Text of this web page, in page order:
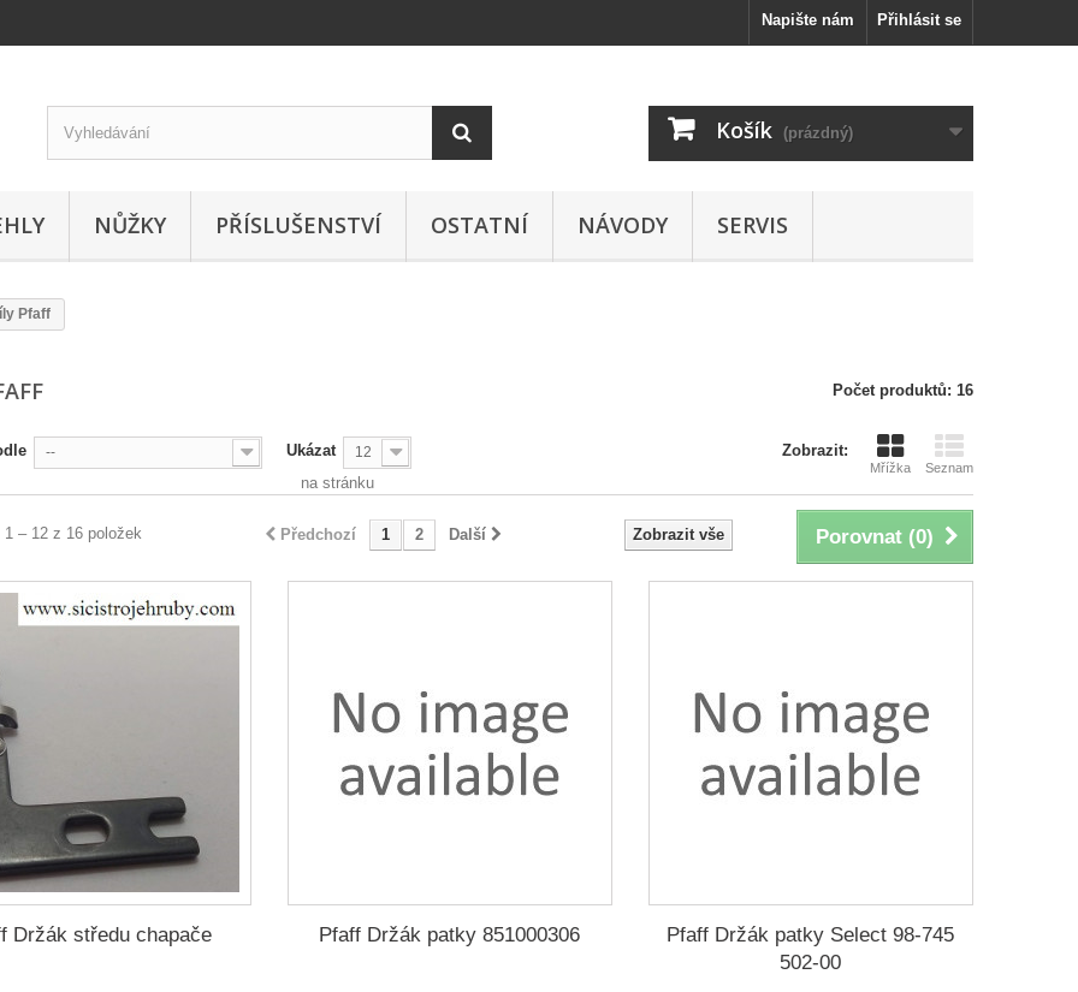
Přihlásit se
Napište nám
Košík (prázdný)
NŮŽKY PŘÍSLUŠENSTVÍ OSTATNÍ NÁVODY SERVIS
Pfaff
Počet produktů: 16
Zobrazit:
Mřížka Seznam
-- Ukázat 12
na stránku
Porovnat (0)
Zobrazit vše
Předchozí 1 2 Další
1 – 12 z 16 položek
Držák středu chapače Pfaff Držák patky 851000306
Pfaff Držák patky Select 98-745
502-00